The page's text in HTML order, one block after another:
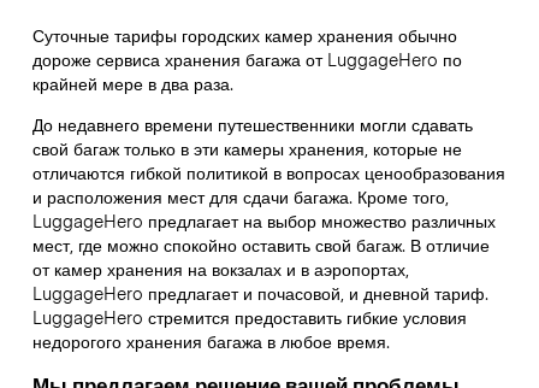
Суточные тарифы городских камер хранения обычно
дороже сервиса хранения багажа от LuggageHero по
крайней мере в два раза.
До недавнего времени путешественники могли сдавать
свой багаж только в эти камеры хранения, которые не
отличаются гибкой политикой в вопросах ценообразования
и расположения мест для сдачи багажа. Кроме того,
LuggageHero предлагает на выбор множество различных
мест, где можно спокойно оставить свой багаж. В отличие
от камер хранения на вокзалах и в аэропортах,
LuggageHero предлагает и почасовой, и дневной тариф.
LuggageHero стремится предоставить гибкие условия
недорогого хранения багажа в любое время.